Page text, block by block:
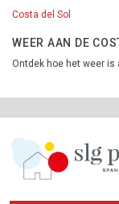
Costa del Sol
WEER AAN DE
Ontdek hoe het weer is